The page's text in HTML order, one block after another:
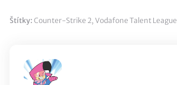
Štítky: Counter-Strike 2, Vodafone Talent League